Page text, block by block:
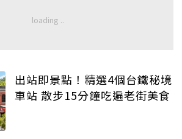
出站即景點！精選4個台鐵秘境
車站 散步15分鐘吃遍老街美食